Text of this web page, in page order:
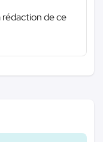
de ce